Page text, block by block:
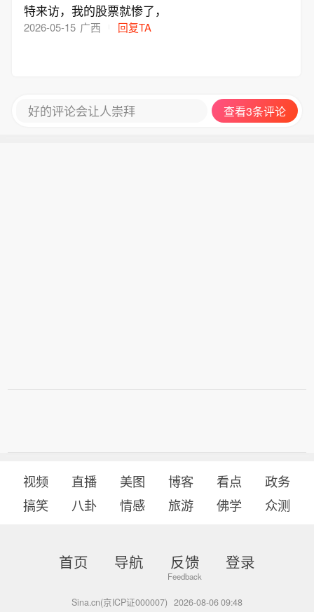
特来访，我的股票就惨了，
2026-05-15 广西 回复TA
好的评论会让人崇拜 查看3条评论
视频 直播 美图 博客 看点
政务
搞笑
八卦 情感 旅游 佛学 众测
首页 导航 反馈 登录
Sina.cn(京ICP证000007) 2026-08-06 09:48